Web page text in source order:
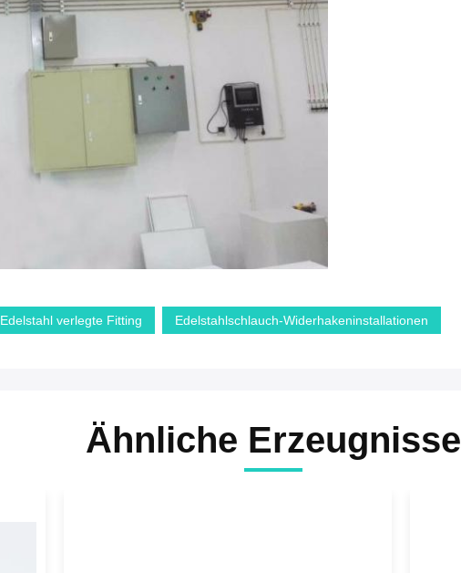
Edelstahl verlegte Fitting Edelstahlschlauch-Widerhakeninstallationen
Ähnliche Erzeugnisse